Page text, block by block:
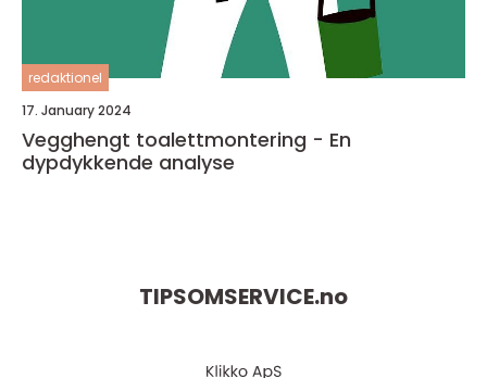
redaktionel
17. January 2024
Vegghengt toalettmontering - En
dypdykkende analyse
TIPSOMSERVICE.no